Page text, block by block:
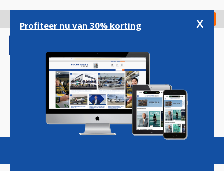
gaan
Check in
Magazine Podcasts Vacatures
Profiteer nu van 30% korting x